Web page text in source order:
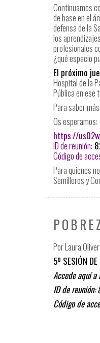
Continuamos
de base en el
defensa de la
los
profesionales
¿qué espacio
El próximo
Hospital de la
Pública en ese
Para saber más:
Os esperamos:
https://
ID de reunión:
Código de
Para quienes
Semilleros y
Por Laura
5º SESIÓN
Accede aquí a
ID de
Código de